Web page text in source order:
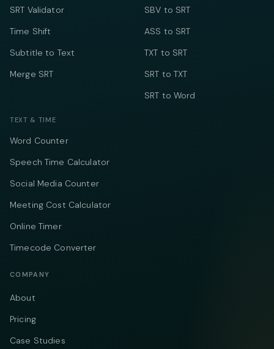
SRT Validator
Time Shift
Subtitle to Text
Merge SRT
SBV to SRT
ASS to SRT
TXT to SRT
SRT to TXT
SRT to Word
TEXT & TIME
Word Counter
Speech Time Calculator
Social Media Counter
Meeting Cost Calculator
Online Timer
Timecode Converter
COMPANY
About
Pricing
Case Studies